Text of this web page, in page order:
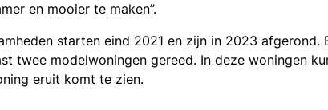
en mooier te maken’’.
starten eind 2021 en zijn in 2023 afgerond.
twee modelwoningen gereed. In deze woningen
eruit komt te zien.